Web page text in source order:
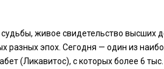
живое свидетельство высших
разных эпох. Сегодня — один из
(Ликавитос), с которых более 6